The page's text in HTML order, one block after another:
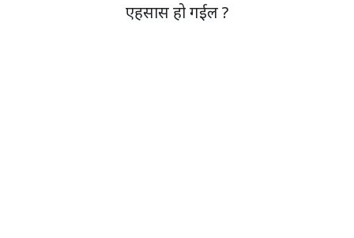
एहसास हो गईल ?